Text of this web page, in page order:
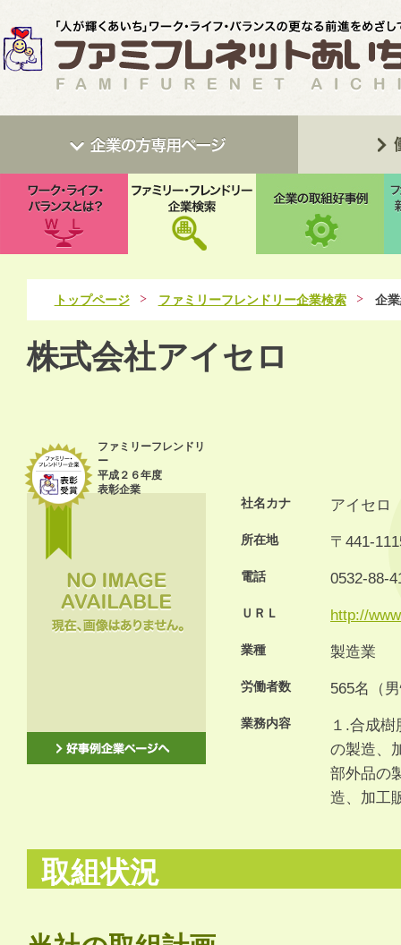
トップページ ファミリーフレンドリー企業検索 企
株式会社アイセロ
ファミリーフレンドリ
ー
平成２６年度
表彰企業
社名カナ アイセロ
所在地 〒441-
電話 0532-88-
ＵＲＬ http://
業種 製造業
労働者数 565名（
業務内容
１.合成
の製造、
部外品の
造、加工
取組状況